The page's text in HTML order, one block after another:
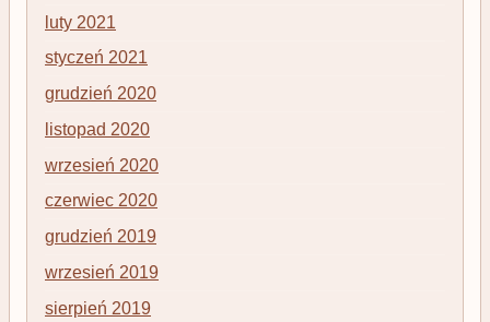
luty 2021
styczeń 2021
grudzień 2020
listopad 2020
wrzesień 2020
czerwiec 2020
grudzień 2019
wrzesień 2019
sierpień 2019